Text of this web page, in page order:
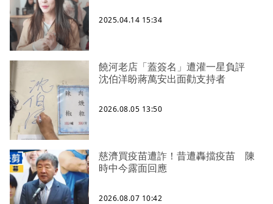
2025.04.14 15:34
饒河老店「蓋簽名」遭灌一星負評
沈伯洋盼蔣萬安出面勸支持者
2026.08.05 13:50
慈濟買疫苗遭詐！昔遭轟擋疫苗 陳
時中今露面回應
2026.08.07 10:42